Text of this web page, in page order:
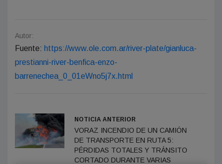
Autor:
Fuente: https://www.ole.com.ar/river-plate/gianluca-
prestianni-river-benfica-enzo-
barrenechea_0_01eWno5j7x.html
NOTICIA ANTERIOR
VORAZ INCENDIO DE UN CAMIÓN
DE TRANSPORTE EN RUTA 5:
PÉRDIDAS TOTALES Y TRÁNSITO
CORTADO DURANTE VARIAS